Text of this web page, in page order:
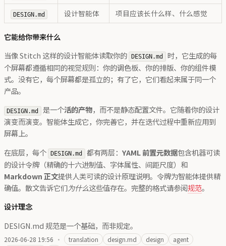
DESIGN.md 设计智能体 项目应该长什么样、什么感觉
它能给你带来什么
当像 Stitch 这样的设计智能体读取你的
DESIGN.md 时，它生成的每
个屏幕都遵循相同的视觉规则：你的调色板、你的排版、你的组件模
式。没有它，每个屏幕都是孤立的；有了它，它们看起来属于同一个
产品。
DESIGN.md 是一个活的产物，而不是静态配置文件。它随着你的设计
演变而演变。智能体生成它，你完善它，并在迭代过程中重新应用到
屏幕上。
在底层，每个 DESIGN.md 都有两层： YAML 前置元数据包含机器可读
的设计令牌（精确的十六进制值、字体属性、间距尺度）和
Markdown 正文提供人类可读的设计原理说明。令牌为智能体提供精
确值。散文告诉它们为什么这些值存在。完整的格式请参阅规范。
设计理念
DESIGN.md 规范是一个基础，而非规定。
2026-06-28 19:56 · translation design.md design
agent